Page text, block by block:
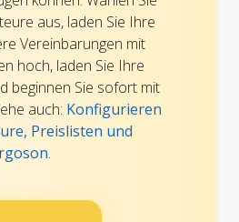
aus, laden Sie Ihre
Vereinbarungen mit
hoch, laden Sie Ihre
beginnen Sie sofort mit
auch: Konfigurieren
Preislisten und
.